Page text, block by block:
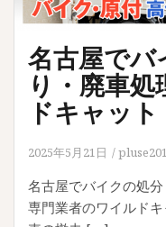
名古屋でバ
り・廃車
ドキャット
2025年5月21日
名古屋でバイクの処
専門業者のワイルド